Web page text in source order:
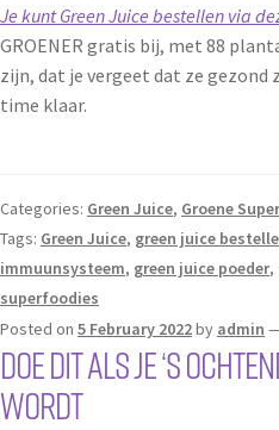
Je kunt Green Juice bestellen via
GROENER gratis bij, met 88
zijn, dat je vergeet dat ze gezond
time klaar.
Categories: Green Juice, Groene
Tags: Green Juice, green juice
immuunsysteem, green juice poeder,
superfoodies
Posted on 5 February 2022by admin
Doe dit als je ‘s
wordt